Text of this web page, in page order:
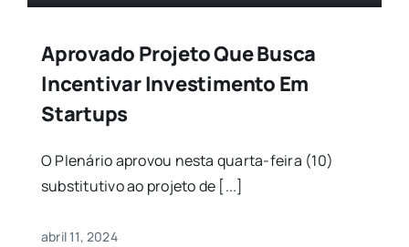
Aprovado Projeto Que Busca
Incentivar Investimento Em
Startups
O Plenário aprovou nesta quarta-feira (10)
substitutivo ao projeto de [...]
abril 11, 2024